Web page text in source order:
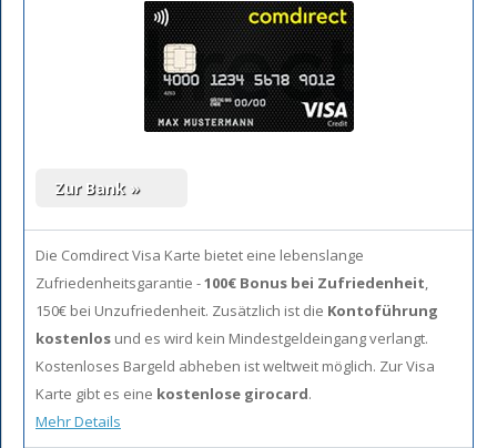
Die Comdirect Visa Karte bietet eine lebenslange
Zufriedenheitsgarantie -100€ Bonus bei Zufriedenheit,
150€ bei Unzufriedenheit. Zusätzlich ist die Kontoführung
kostenlos und es wird kein Mindestgeldeingang verlangt.
Kostenloses Bargeld abheben ist weltweit möglich. Zur Visa
Karte gibt es eine kostenlose girocard.
Mehr Details